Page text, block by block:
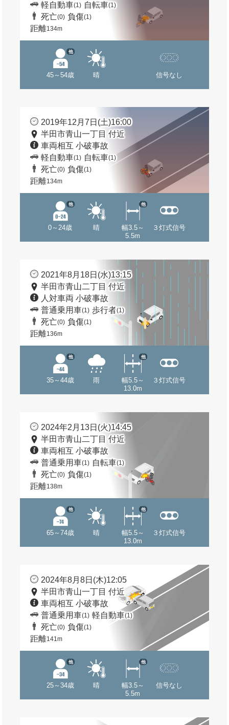
軽自動車(1) 自転車(1)
死亡(0) 負傷(1)
距離134m
45～54歳
他
晴 信号なし
2019年12月7日(土)16:00
半田市青山一丁目 付近
車両相互 小破事故
軽自動車(1) 自転車(1)
死亡(0) 負傷(1)
距離134m
0～24歳
他
晴
幅3.5～
5.5m
他
３灯式信号
2021年8月18日(水)13:15
半田市青山二丁目 付近
人対車両 小破事故
普通乗用車(1) 歩行者(1)
死亡(0) 負傷(1)
距離136m
35～44歳
他
雨
幅5.5～
13.0m
他
３灯式信号
2024年2月13日(火)14:45
半田市青山二丁目 付近
車両相互 小破事故
普通乗用車(1) 自転車(1)
死亡(0) 負傷(1)
距離138m
65～74歳
他
晴
幅5.5～
13.0m
他
３灯式信号
2024年8月8日(木)12:05
半田市青山一丁目 付近
車両相互 小破事故
普通乗用車(1) 軽自動車(1)
死亡(0) 負傷(1)
距離141m
25～34歳
他
晴
幅3.5～
5.5m
他
信号なし